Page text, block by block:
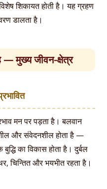
शिकायत होती है। यह ग्रहण
डालता है।
— मुख्य जीवन-क्षेत्र
मन पर पड़ता है। बलवान
और संवेदनशील होता है —
का विकास होता है। दुर्बल
चिन्तित और भयभीत रहता है।